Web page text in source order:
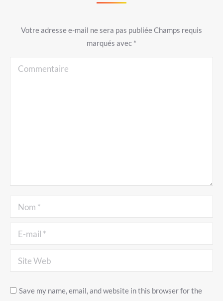
Votre adresse e-mail ne sera pas publiée Champs requis
marqués avec *
Commentaire
Nom *
E-mail *
Site Web
Save my name, email, and website in this browser for the